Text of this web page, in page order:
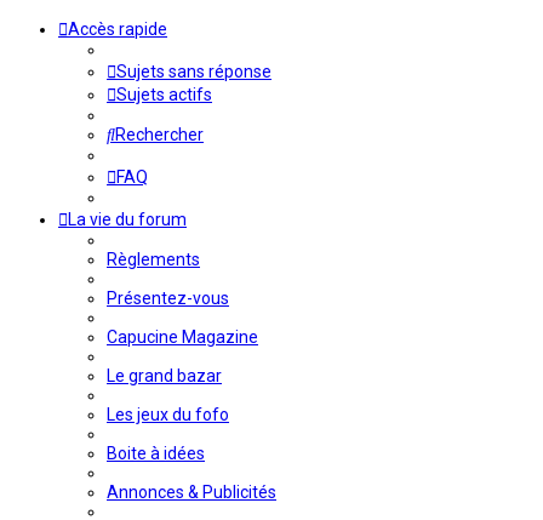
Accès rapide
Sujets sans réponse
Sujets actifs
Rechercher
FAQ
La vie du forum
Règlements
Présentez-vous
Capucine Magazine
Le grand bazar
Les jeux du fofo
Boite à idées
Annonces & Publicités